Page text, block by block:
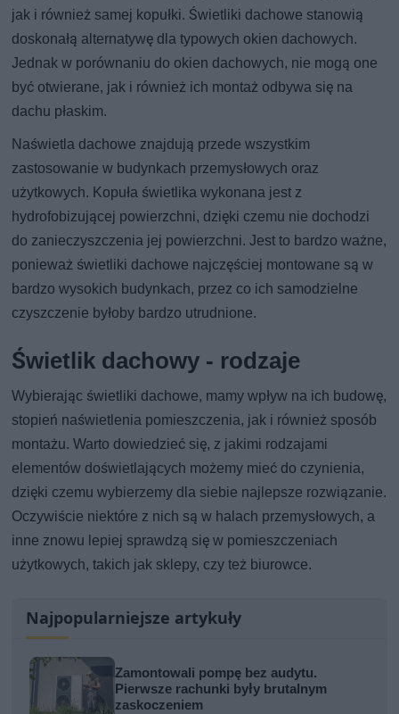
jak i również samej kopułki. Świetliki dachowe stanowią
doskonałą alternatywę dla typowych okien dachowych.
Jednak w porównaniu do okien dachowych, nie mogą one
być otwierane, jak i również ich montaż odbywa się na
dachu płaskim.
Naświetla dachowe znajdują przede wszystkim
zastosowanie w budynkach przemysłowych oraz
użytkowych. Kopuła świetlika wykonana jest z
hydrofobizującej powierzchni, dzięki czemu nie dochodzi
do zanieczyszczenia jej powierzchni. Jest to bardzo ważne,
ponieważ świetliki dachowe najczęściej montowane są w
bardzo wysokich budynkach, przez co ich samodzielne
czyszczenie byłoby bardzo utrudnione.
Świetlik dachowy - rodzaje
Wybierając świetliki dachowe, mamy wpływ na ich budowę,
stopień naświetlenia pomieszczenia, jak i również sposób
montażu. Warto dowiedzieć się, z jakimi rodzajami
elementów doświetlających możemy mieć do czynienia,
dzięki czemu wybierzemy dla siebie najlepsze rozwiązanie.
Oczywiście niektóre z nich są w halach przemysłowych, a
inne znowu lepiej sprawdzą się w pomieszczeniach
użytkowych, takich jak sklepy, czy też biurowce.
Najpopularniejsze artykuły
Zamontowali pompę bez audytu.
Pierwsze rachunki były brutalnym
zaskoczeniem